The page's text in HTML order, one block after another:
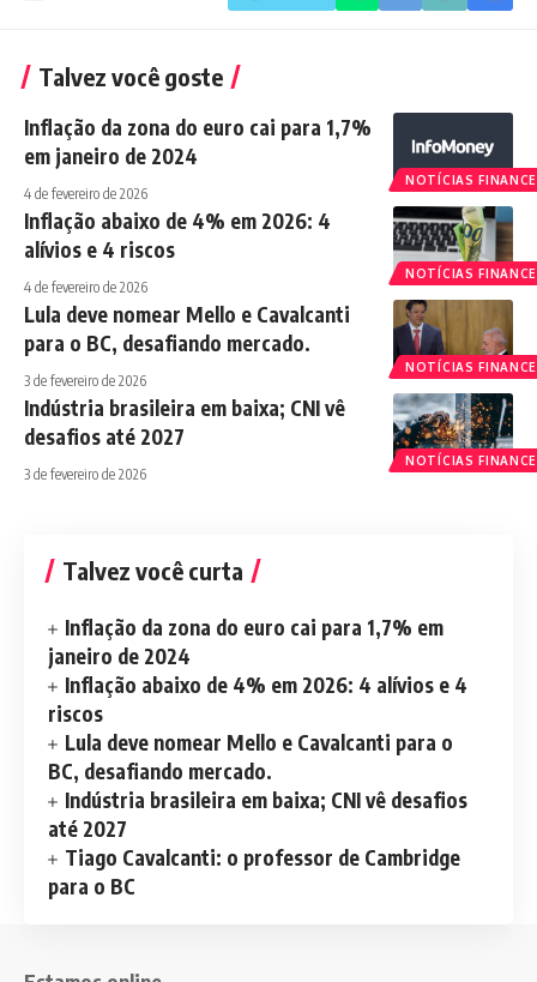
Talvez você goste
NOTÍCIAS
Inflação da zona do euro cai para 1,7%
em janeiro de 2024
4 de fevereiro de 2026
NOTÍCIAS
Inflação abaixo de 4% em 2026: 4
alívios e 4 riscos
4 de fevereiro de 2026
NOTÍCIAS
Lula deve nomear Mello e Cavalcanti
para o BC, desafiando mercado.
3 de fevereiro de 2026
NOTÍCIAS
Indústria brasileira em baixa; CNI vê
desafios até 2027
3 de fevereiro de 2026
Talvez você curta
Inflação da zona do euro cai para 1,7% em
janeiro de 2024
Inflação abaixo de 4% em 2026: 4 alívios e 4
riscos
Lula deve nomear Mello e Cavalcanti para o
BC, desafiando mercado.
Indústria brasileira em baixa; CNI vê desafios
até 2027
Tiago Cavalcanti: o professor de Cambridge
para o BC